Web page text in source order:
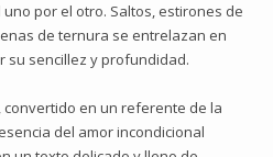
por el otro. Saltos, estirones de
de ternura se entrelazan en
su sencillez y profundidad.
convertido en un referente de la
del amor incondicional